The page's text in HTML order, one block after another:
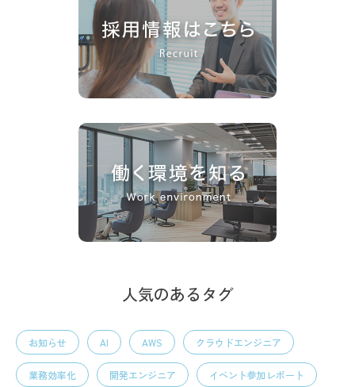
人気のあるタグ
お知らせ AI AWS クラウドエンジニア
業務効率化 開発エンジニア イベント参加レポート